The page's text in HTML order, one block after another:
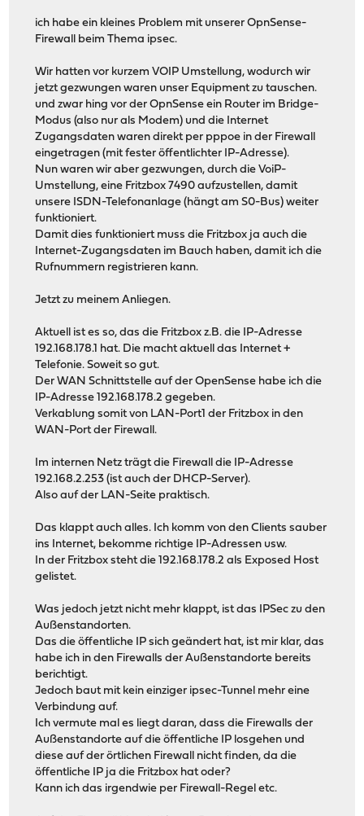
ich habe ein kleines Problem mit unserer OpnSense-
Firewall beim Thema ipsec.
Wir hatten vor kurzem VOIP Umstellung, wodurch wir
jetzt gezwungen waren unser Equipment zu tauschen.
und zwar hing vor der OpnSense ein Router im Bridge-
Modus (also nur als Modem) und die Internet
Zugangsdaten waren direkt per pppoe in der Firewall
eingetragen (mit fester öffentlichter IP-Adresse).
Nun waren wir aber gezwungen, durch die VoiP-
Umstellung, eine Fritzbox 7490 aufzustellen, damit
unsere ISDN-Telefonanlage (hängt am S0-Bus) weiter
funktioniert.
Damit dies funktioniert muss die Fritzbox ja auch die
Internet-Zugangsdaten im Bauch haben, damit ich die
Rufnummern registrieren kann.
Jetzt zu meinem Anliegen.
Aktuell ist es so, das die Fritzbox z.B. die IP-Adresse
192.168.178.1 hat. Die macht aktuell das Internet +
Telefonie. Soweit so gut.
Der WAN Schnittstelle auf der OpenSense habe ich die
IP-Adresse 192.168.178.2 gegeben.
Verkablung somit von LAN-Port1 der Fritzbox in den
WAN-Port der Firewall.
Im internen Netz trägt die Firewall die IP-Adresse
192.168.2.253 (ist auch der DHCP-Server).
Also auf der LAN-Seite praktisch.
Das klappt auch alles. Ich komm von den Clients sauber
ins Internet, bekomme richtige IP-Adressen usw.
In der Fritzbox steht die 192.168.178.2 als Exposed Host
gelistet.
Was jedoch jetzt nicht mehr klappt, ist das IPSec zu den
Außenstandorten.
Das die öffentliche IP sich geändert hat, ist mir klar, das
habe ich in den Firewalls der Außenstandorte bereits
berichtigt.
Jedoch baut mit kein einziger ipsec-Tunnel mehr eine
Verbindung auf.
Ich vermute mal es liegt daran, dass die Firewalls der
Außenstandorte auf die öffentliche IP losgehen und
diese auf der örtlichen Firewall nicht finden, da die
öffentliche IP ja die Fritzbox hat oder?
Kann ich das irgendwie per Firewall-Regel etc.